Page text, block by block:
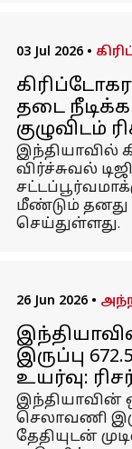
03 Jul 2026 •
தடை
குழுவிடம்
இந்தியாவில்
விர்ச்சுவல்
மீண்டும் தனது
செய்துள்ளது.
26 Jun 2026 •
இருப்பு
உயர்வு:
இந்தியாவின்
செலாவணி
தேதியுடன்